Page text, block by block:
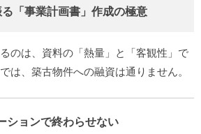
「事業計画書」作成の極意
のは、資料の「熱量」と「客観性」で
は、築古物件への融資は通りません。
ションで終わらせない